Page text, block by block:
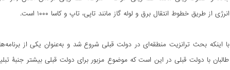
انرژی از طریق خطوط انتقال برق و لوله گاز مانند تاپی، تاپ و کاسا ۱۰۰۰ است.
با اینکه بحث ترانزیت منطقه‌ای در دولت قبلی شروع شد و به‌عنوان یکی از
طالبان با دولت قبلی در این است که موضوع مزبور برای دولت قبلی بیشتر